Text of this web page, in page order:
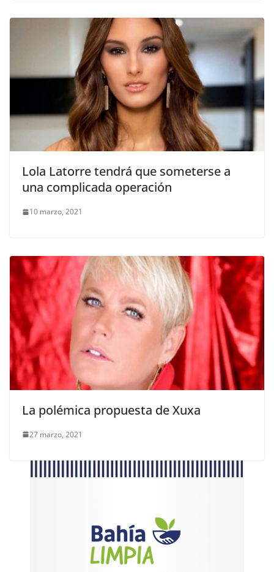
Lola Latorre tendrá que someterse a
una complicada operación
10 marzo, 2021
La polémica propuesta de Xuxa
27 marzo, 2021